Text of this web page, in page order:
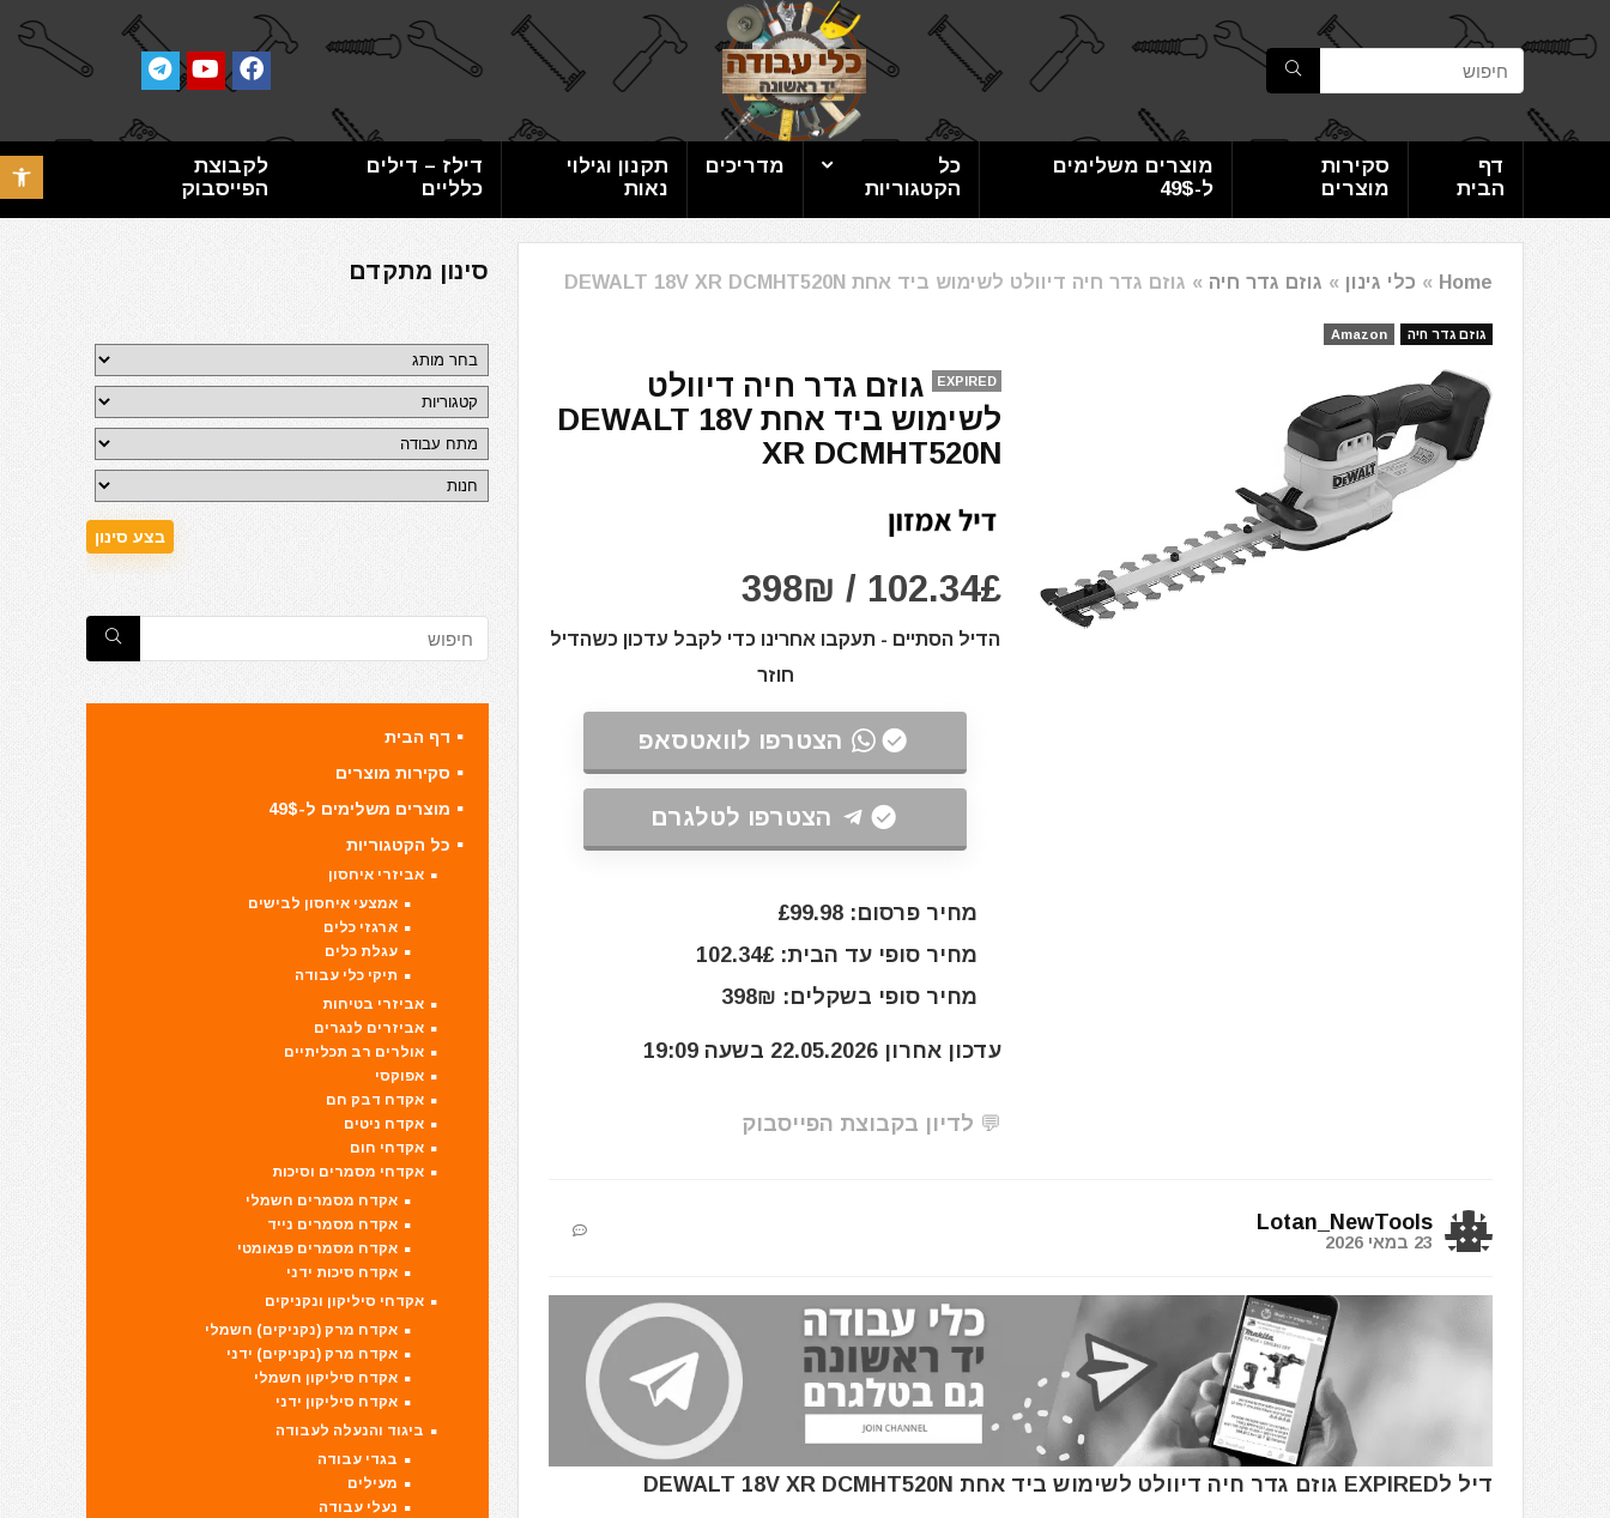
פתח
דף
הבית
סקירות
מוצרים
מוצרים משלימים
ל-49$
כל
הקטגוריות
מדריכים
תקנון וגילוי
נאות
דילז – דילים
כלליים
לקבוצת
הפייסבוק
Home
» כלי גינון » גוזם גדר חיה » גוזם גדר חיה דיוולט לשימוש ביד אחת DEWALT 18V XR DCMHT520N
גוזם גדר חיה Amazon
EXPIRED
גוזם גדר חיה דיוולט
לשימוש ביד אחת DEWALT 18V
XR DCMHT520N
102.34£ / 398₪
הדיל הסתיים - תעקבו אחרינו כדי לקבל עדכון כשהדיל
חוזר
הצטרפו לוואטסאפ
הצטרפו לטלגרם
מחיר פרסום: £99.98
מחיר סופי עד הבית: 102.34£
מחיר סופי בשקלים: 398₪
עדכון אחרון 22.05.2026 בשעה 19:09
💬 לדיון בקבוצת הפייסבוק
Lotan_NewTools
23 במאי 2026
דיל לEXPIRED גוזם גדר חיה דיוולט לשימוש ביד אחת DEWALT 18V XR DCMHT520N
סינון מתקדם
דף הבית
סקירות מוצרים
מוצרים משלימים ל-49$
כל הקטגוריות
אביזרי איחסון
אמצעי איחסון לבישים
ארגזי כלים
עגלת כלים
תיקי כלי עבודה
אביזרי בטיחות
אביזרים לנגרים
אולרים רב תכליתיים
אפוקסי
אקדח דבק חם
אקדח ניטים
אקדחי חום
אקדחי מסמרים וסיכות
אקדח מסמרים חשמלי
אקדח מסמרים נייד
אקדח מסמרים פנאומטי
אקדח סיכות ידני
אקדחי סיליקון ונקניקים
אקדח מרק (נקניקים) חשמלי
אקדח מרק (נקניקים) ידני
אקדח סיליקון חשמלי
אקדח סיליקון ידני
ביגוד והנעלה לעבודה
בגדי עבודה
מעילים
נעלי עבודה